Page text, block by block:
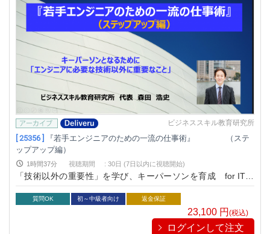
ビジネススキル教育研究所
[ 25356 ]
『若手エンジニアのための一流の仕事術』 （ステ
ップアップ編）
1時間37分 視聴期間 : 30日 (7日以内に視聴開始)
「技術以外の重要性」を学び、キーパーソンを育成 for ITソ
フトウェア・ハードウェアエンジニア（設計・開発者）
質問OK 初～中級者向け 返金保証
23,100 円(税込)
ログインして注文